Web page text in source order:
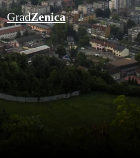
GradZenica